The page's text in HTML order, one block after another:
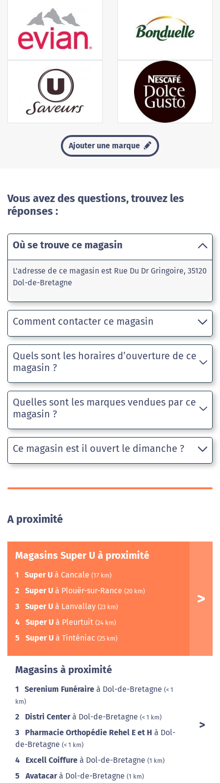
Ajouter une marque
Vous avez des questions, trouvez les
réponses :
Où se trouve ce magasin
L'adresse de ce magasin est Rue Du Dr Gringoire, 35120
Dol-de-Bretagne
Comment contacter ce magasin
Quels sont les horaires d’ouverture de ce
magasin ?
Quelles sont les marques vendues par ce
magasin ?
Ce magasin est il ouvert le dimanche ?
A proximité
Magasins Super U à proximité
1 Super U à Cancale (17 km)
2 Super U à Plouër-sur-Rance (20 km)
3 Super U à Lanvallay (23 km)
4 Super U à Pleurtuit (24 km)
5 Super U à Tinténiac (25 km)
Magasins à proximité
1 Serenium Funéraire à Dol-de-Bretagne (< 1
km)
2 Distri Centerà Dol-de-Bretagne (< 1 km)
3 Pharmacie Orthopédie Rehel E et H à Dol-
de-Bretagne (< 1 km)
4 Excell Coiffure à Dol-de-Bretagne (1 km)
5 Avatacarà Dol-de-Bretagne (1 km)